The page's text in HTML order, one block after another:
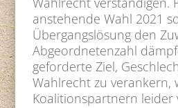
anstehende Wahl 2021
Übergangslösung den
Abgeordnetenzahl
geforderte Ziel,
Wahlrecht zu verankern,
Koalitionspartnern leider